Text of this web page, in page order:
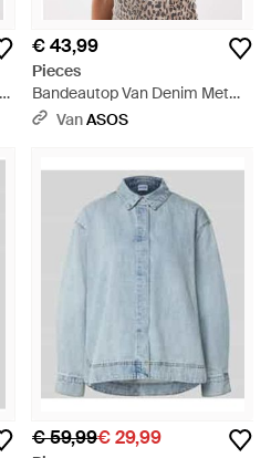
€ 43,99
Pieces
Bandeautop Van Denim Met
Luipaardprint - Grijs
VanASOS
€ 59,99€ 29,99